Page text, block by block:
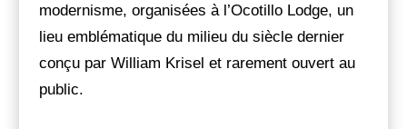
modernisme, organisées à l’Ocotillo Lodge, un
lieu emblématique du milieu du siècle dernier
conçu par William Krisel et rarement ouvert au
public.